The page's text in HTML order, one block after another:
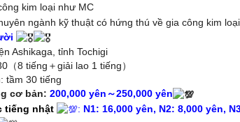
kim loại như MC
ngành kỹ thuật có hứng thú về gia công kim
Ashikaga, tỉnh Tochigi
8 tiếng＋giải lao 1 tiếng）
tầm 30 tiếng
cơ bản: 200,000 yên～250,000 yên
tiếng nhật : N1: 16,000 yên, N2: 8,000 yên,